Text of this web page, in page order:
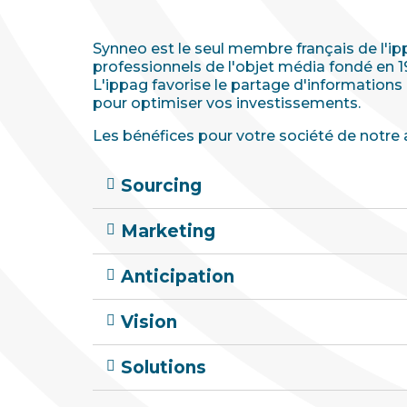
Synneo est le seul membre français de
professionnels de l'objet média fondé en
L'ippag favorise le partage
pour optimiser vos investissements.
Les bénéfices pour votre société de notre
Sourcing
Marketing
Anticipation
Vision
Solutions